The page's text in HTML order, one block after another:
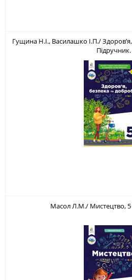
Гущина Н.І., Василашко І.П./
Підручник.
Масол Л.М./ Мистецтво, 5